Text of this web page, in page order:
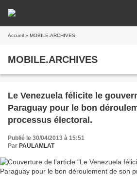
Accueil » MOBILE.ARCHIVES
MOBILE.ARCHIVES
Le Venezuela félicite le
Paraguay pour le bon
processus électoral.
Publié le 30/04/2013 à 15:51
Par PAULAMLAT